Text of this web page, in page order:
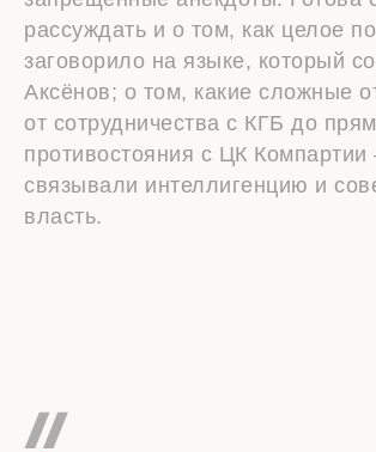
рассуждать и о том, как целое
заговорило на языке, который
Аксёнов; о том, какие сложные
от сотрудничества с КГБ до
противостояния с ЦК
связывали интеллигенцию и
власть.